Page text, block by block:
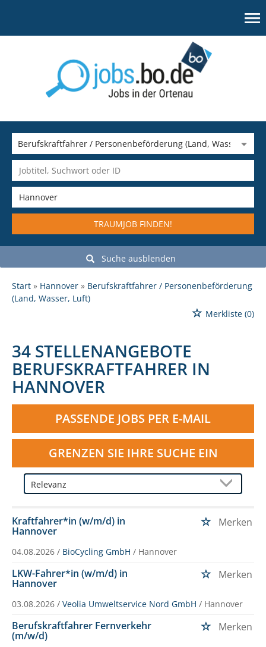
TRAUMJOB FINDEN!
Suche ausblenden
Start Hannover
Berufskraftfahrer / Personenbeförderung
(Land, Wasser, Luft)
Merkliste (0)
34 STELLENANGEBOTE
BERUFSKRAFTFAHRER IN
HANNOVER
PASSENDE JOBS PER E-MAIL
GRENZEN SIE IHRE SUCHE EIN
Kraftfahrer*in (w/m/d) in
Hannover
Merken
04.08.2026 / BioCycling GmbH / Hannover
LKW-Fahrer*in (w/m/d) in
Hannover
Merken
03.08.2026 / Veolia Umweltservice Nord GmbH / Hannover
Berufskraftfahrer Fernverkehr
(m/w/d)
Merken